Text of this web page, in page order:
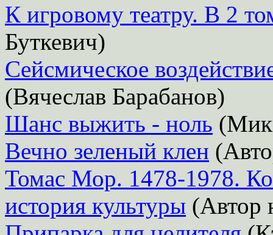
К игровому театру. В 2
Буткевич)
Сейсмическое
(Вячеслав Барабанов)
Шанс выжить - ноль
Вечно зеленый клен
Томас Мор. 1478-1978.
история культуры (Автор